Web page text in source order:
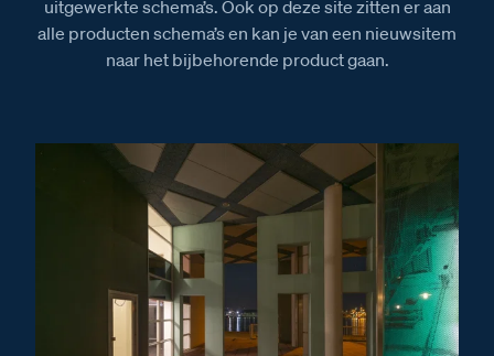
uitgewerkte schema’s. Ook op deze site zitten er aan
alle producten schema’s en kan je van een nieuwsitem
naar het bijbehorende product gaan.